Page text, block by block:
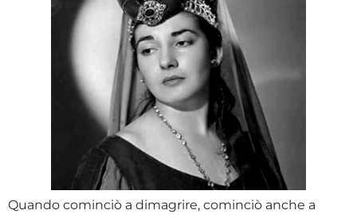
Quando cominciò a dimagrire, cominciò anche a